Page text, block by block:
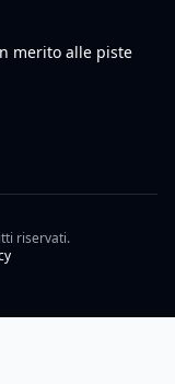
merito alle piste
riservati.